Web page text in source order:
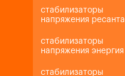
стабилизаторы
напряжения ресанта
стабилизаторы
напряжения энергия
стабилизаторы